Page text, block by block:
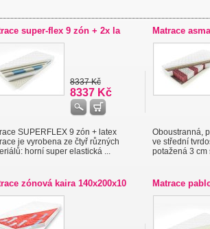
super-flex 9 zón + 2x la
8337 Kč
8337 Kč
SUPERFLEX 9 zón + latex
je vyrobena ze čtyř různých
horní super elastická ...
Matrace
Oboustranná,
ve střední
potažená 3 cm
zónová kaira 140x200x10 Matrace